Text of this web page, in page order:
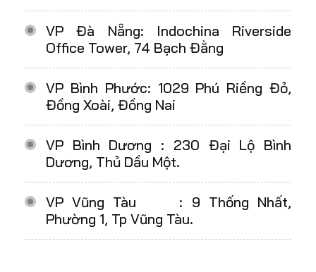
VP Đà Nẵng: Indochina Riverside
Office Tower, 74 Bạch Đằng
VP Bình Phước: 1029 Phú Riềng Đỏ,
Đồng Xoài, Đồng Nai
VP Bình Dương : 230 Đại Lộ Bình
Dương, Thủ Dầu Một.
VP Vũng Tàu : 9 Thống Nhất,
Phường 1, Tp Vũng Tàu.